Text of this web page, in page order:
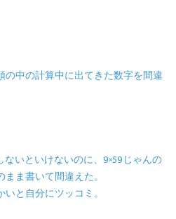
中の計算中に出てきた数字を間違
ないといけないのに、9×59じゃんの
ま書いて間違えた。
と自分にツッコミ。